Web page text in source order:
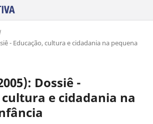
- Educação, cultura e cidadania na pequena
Dossiê -
cultura e cidadania na